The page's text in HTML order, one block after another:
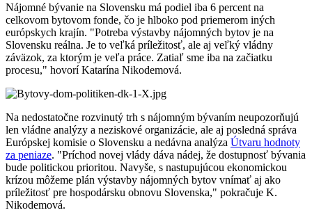
Nájomné bývanie na Slovensku má podiel iba 6 percent na
celkovom bytovom fonde, čo je hlboko pod priemerom iných
európskych krajín. "Potreba výstavby nájomných bytov je na
Slovensku reálna. Je to veľká príležitosť, ale aj veľký vládny
záväzok, za ktorým je veľa práce. Zatiaľ sme iba na začiatku
procesu," hovorí Katarína Nikodemová.
Na nedostatočne rozvinutý trh s nájomným bývaním neupozorňujú
len vládne analýzy a neziskové organizácie, ale aj posledná správa
Európskej komisie o Slovensku a nedávna analýza Útvaru hodnoty
za peniaze. "Príchod novej vlády dáva nádej, že dostupnosť bývania
bude politickou prioritou. Navyše, s nastupujúcou ekonomickou
krízou môžeme plán výstavby nájomných bytov vnímať aj ako
príležitosť pre hospodársku obnovu Slovenska," pokračuje K.
Nikodemová.